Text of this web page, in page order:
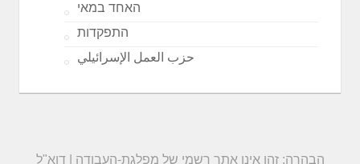
האחד במאי
התפקדות
حزب العمل الإسرائيلي
הבהרה: זהו אינו אתר רשמי של מפלגת-העבודה | דוא"ל